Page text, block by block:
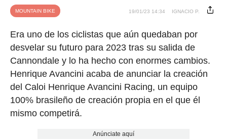
MOUNTAIN BIKE 19/01/23 14:34 IGNACIO P.
Era uno de los ciclistas que aún quedaban por
desvelar su futuro para 2023 tras su salida de
Cannondale y lo ha hecho con enormes cambios.
Henrique Avancini acaba de anunciar la creación
del Caloi Henrique Avancini Racing, un equipo
100% brasileño de creación propia en el que él
mismo competirá.
Anúnciate aquí